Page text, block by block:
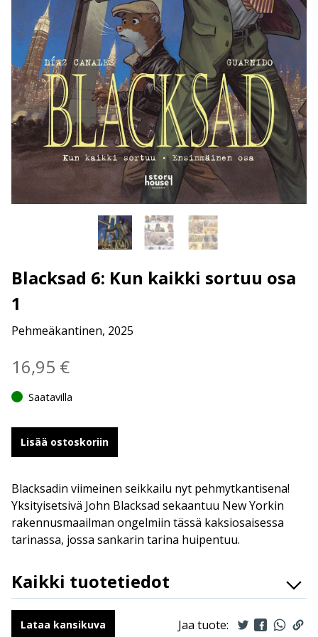
Blacksad 6: Kun kaikki sortuu osa
1
Pehmeäkantinen, 2025
16,95 €
Saatavilla
Lisää ostoskoriin
Blacksadin viimeinen seikkailu nyt pehmytkantisena!
Yksityisetsivä John Blacksad sekaantuu New Yorkin
rakennusmaailman ongelmiin tässä kaksiosaisessa
tarinassa, jossa sankarin tarina huipentuu.
Kaikki tuotetiedot
ISBN
9789523348059
Kirjoittajat
Juan Diaz Canales
Lataa kansikuva Jaa tuote: